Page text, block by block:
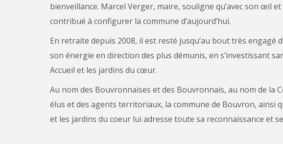
bienveillance. Marcel Verger, maire, souligne qu’avec son œil
contribué à configurer la commune d’aujourd’hui.
En retraite depuis 2008, il est resté jusqu’au bout très engagé
son énergie en direction des plus démunis, en s’investissant
Accueil et les jardins du cœur.
Au nom des Bouvronnaises et des Bouvronnais, au nom de la
élus et des agents territoriaux, la commune de Bouvron, ainsi
et les jardins du coeur lui adresse toute sa reconnaissance et